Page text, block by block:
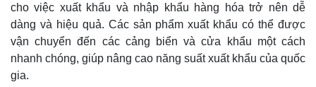
cho việc xuất khẩu và nhập khẩu hàng hóa trở nên dễ
dàng và hiệu quả. Các sản phẩm xuất khẩu có thể được
vận chuyển đến các cảng biển và cửa khẩu một cách
nhanh chóng, giúp nâng cao năng suất xuất khẩu của quốc
gia.